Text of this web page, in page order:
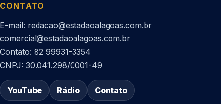
CONTATO
E-mail: redacao@estadaoalagoas.com.br
comercial@estadaoalagoas.com.br
Contato: 82 99931-3354
CNPJ: 30.041.298/0001-49
YouTube Rádio Contato